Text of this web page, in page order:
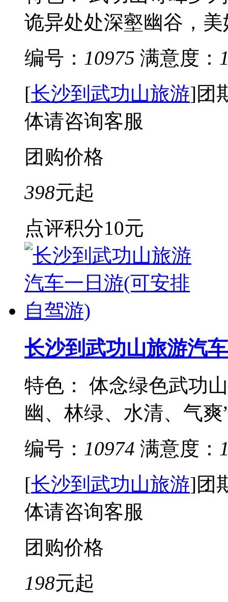
诡异处处深壑幽谷，
编号： 10975 满意度：
[长沙到武功山旅游]团
体请咨询客服
团购价格
398元起
点评积分10元
长沙到武功山旅游汽
特色： 体念绿色武功
幽、林绿、水清、气爽
编号： 10974 满意度：
[长沙到武功山旅游]团
体请咨询客服
团购价格
198元起